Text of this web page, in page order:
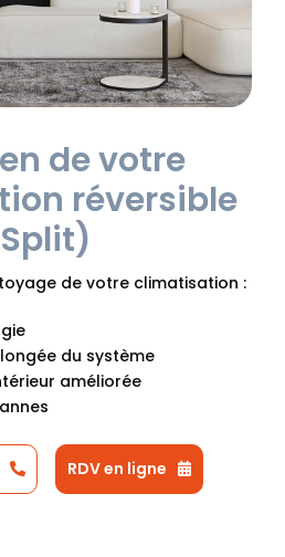
de votre
réversible
de votre climatisation :
du système
améliorée
RDV en ligne